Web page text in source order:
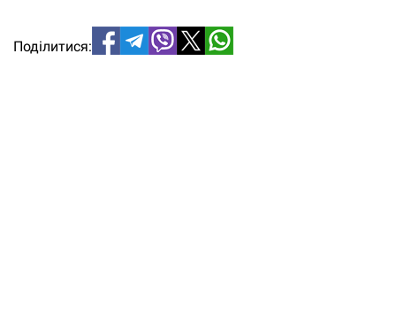
Поділитися: